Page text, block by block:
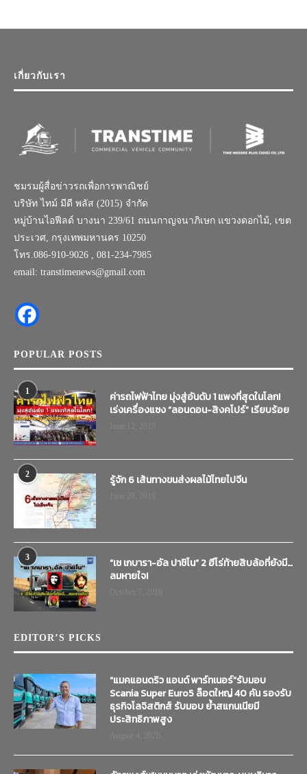
เกี่ยวกับเรา
ชมรมผู้สื่อข่าวรถเพื่อการพาณิชย์
บริษัท ไทม์ มีดี พลัส (2015) จำกัด
หมู่บ้านไอฟีลด์ บางนา 239/61 ถนนกาญจนาภิเษก แขวงดอกไม้, เขต
ประเวศ, กรุงเทพมหานคร 10250
โทร.086-910-9026 , 081-234-7985
email: transtimenews@gmail.com
POPULAR POSTS
1
ค่ารถไฟฟ้าไทย มุ่งสู่อันดับ 1 แพงที่สุดในโลก!
เร่งเครื่องแซง “ลอนดอน-สิงคโปร์” เรียบร้อย
2 รู้จัก 6 เส้นทางขนส่งผลไม้ไทยไปจีน
3
“เช เกบารา-อัล ปาชิโน” 2 ฮีโร่ท้ายสิบล้อที่ยังมี…
ลมหายใจ!
EDITOR’S PICKS
“แมคแอนดริว แอนด์ พาร์ทเนอร์”รับมอบ
Scania Super Euro5 ล็อตใหญ่ 40 คัน รองรับ
ธุรกิจโลจิสติกส์ รับมอบ ย้ำสแกนเนียมี
ประสิทธิภาพสูง